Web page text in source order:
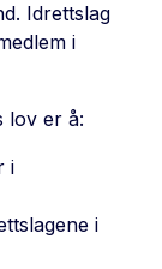
Idrettslag
i
lov er å:
i
i